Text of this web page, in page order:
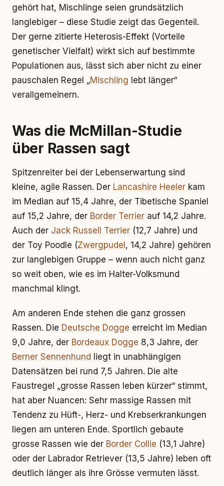
gehört hat, Mischlinge seien grundsätzlich
langlebiger – diese Studie zeigt das Gegenteil.
Der gerne zitierte Heterosis-Effekt (Vorteile
genetischer Vielfalt) wirkt sich auf bestimmte
Populationen aus, lässt sich aber nicht zu einer
pauschalen Regel „Mischling lebt länger“
verallgemeinern.
Was die McMillan-Studie
über Rassen sagt
Spitzenreiter bei der Lebenserwartung sind
kleine, agile Rassen. Der Lancashire Heeler kam
im Median auf 15,4 Jahre, der Tibetische Spaniel
auf 15,2 Jahre, der Border Terrier auf 14,2 Jahre.
Auch der Jack Russell Terrier (12,7 Jahre) und
der Toy Poodle (Zwergpudel , 14,2 Jahre) gehören
zur langlebigen Gruppe – wenn auch nicht ganz
so weit oben, wie es im Halter-Volksmund
manchmal klingt.
Am anderen Ende stehen die ganz grossen
Rassen. Die Deutsche Dogge erreicht im Median
9,0 Jahre, der Bordeaux Dogge 8,3 Jahre, der
Berner Sennenhund liegt in unabhängigen
Datensätzen bei rund 7,5 Jahren. Die alte
Faustregel „grosse Rassen leben kürzer“ stimmt,
hat aber Nuancen: Sehr massige Rassen mit
Tendenz zu Hüft-, Herz- und Krebserkrankungen
liegen am unteren Ende. Sportlich gebaute
grosse Rassen wie der Border Collie (13,1 Jahre)
oder der Labrador Retriever (13,5 Jahre) leben oft
deutlich länger als ihre Grösse vermuten lässt.